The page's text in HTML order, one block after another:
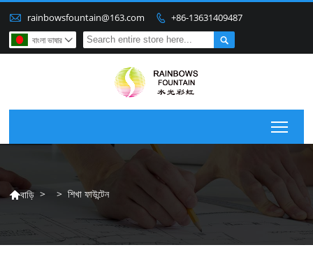
 rainbowsfountain@163.com  +86-13631409487

বাংলা ভাষার 
বাড়ি > > শিখা ফাউন্টেন